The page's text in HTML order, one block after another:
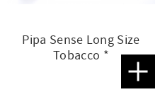
Pipa Sense Long Size
Tobacco *
Lägg